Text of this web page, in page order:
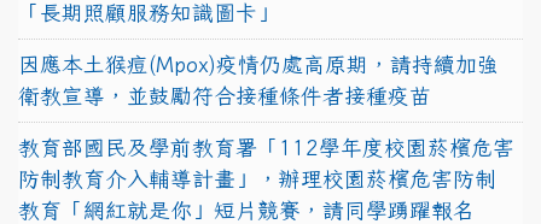
「長期照顧服務知識圖卡」
因應本土猴痘(Mpox)疫情仍處高原期，請持續加強
衛教宣導，並鼓勵符合接種條件者接種疫苗
教育部國民及學前教育署「112學年度校園菸檳危害
防制教育介入輔導計畫」，辦理校園菸檳危害防制
教育「網紅就是你」短片競賽，請同學踴躍報名